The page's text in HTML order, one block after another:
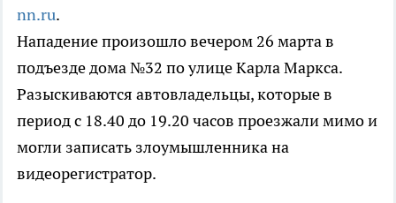
nn.ru.
Нападение произошло вечером 26 марта в
подъезде дома №32 по улице Карла Маркса.
Разыскиваются автовладельцы, которые в
период с 18.40 до 19.20 часов проезжали мимо и
могли записать злоумышленника на
видеорегистратор.